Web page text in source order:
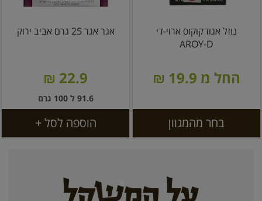
נוזל אגוז קוקוס ארוי-די
AROY-D
החל מ 19.9 ₪
בחר מהמגוון
אגר אגר 25 גרם אביב ירוק
22.9 ₪
91.6 ל 100 גרם
הוספה לסל +